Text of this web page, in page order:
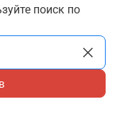
поиск по